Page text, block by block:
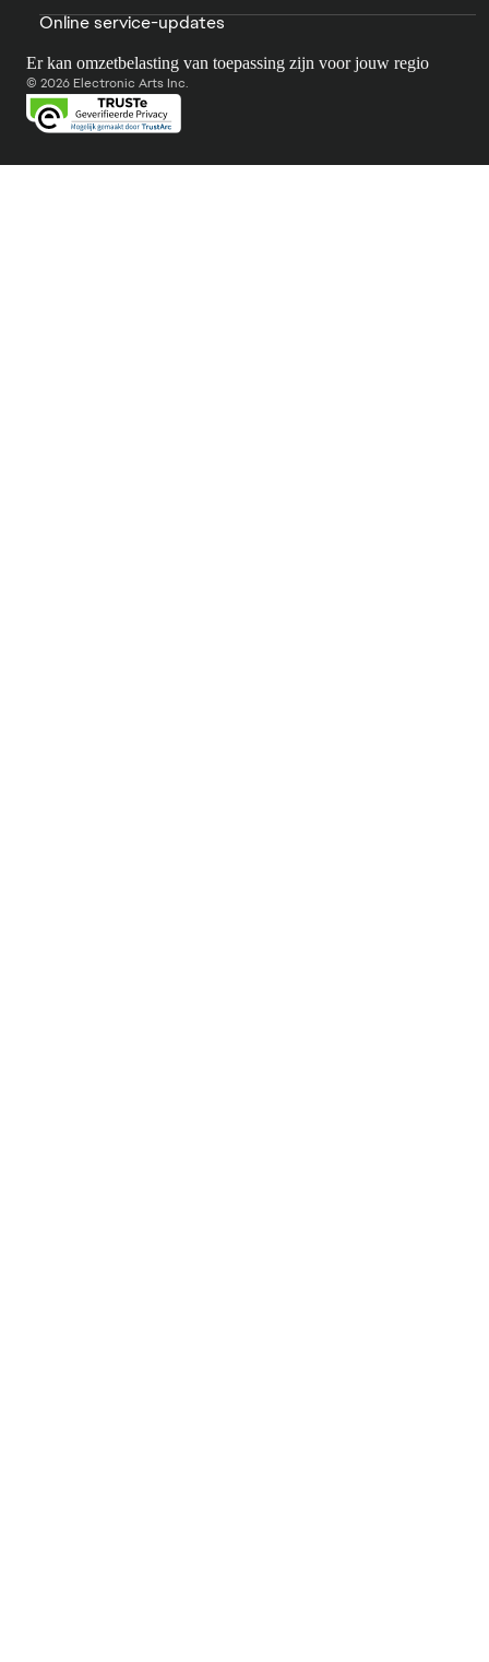
Online service-updates
Er kan omzetbelasting van toepassing zijn voor jouw regio
© 2026 Electronic Arts Inc.